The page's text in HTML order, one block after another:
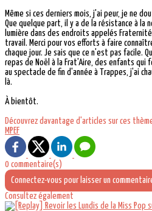
Même si ces derniers mois, j'ai peur, je ne
Que quelque part, il y a de la résistance à la
lumière dans des endroits appelés
travail. Merci pour vos efforts à faire
chaque jour. Je sais que ce n'est pas facile.
repas de Noël à la Frat'Aire, des enfants qui
au spectacle de fin d'année à Trappes, j'ai
là.
À bientôt.
Découvrez davantage d'articles sur ces
MPEF
0 commentaire(s)
Connectez-vous pour laisser un
Consultez également